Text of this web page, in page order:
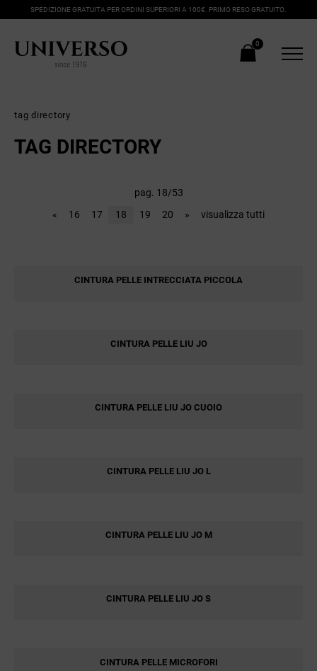
SPEDIZIONE GRATUITA PER ORDINI SUPERIORI A 100€. PRIMO RESO GRATUITO.
0
tag directory
TAG DIRECTORY
pag. 18/53
«
16 17 18 19 20 » visualizza tutti
CINTURA PELLE INTRECCIATA PICCOLA
CINTURA PELLE LIU JO
CINTURA PELLE LIU JO CUOIO
CINTURA PELLE LIU JO L
CINTURA PELLE LIU JO M
CINTURA PELLE LIU JO S
CINTURA PELLE MICROFORI